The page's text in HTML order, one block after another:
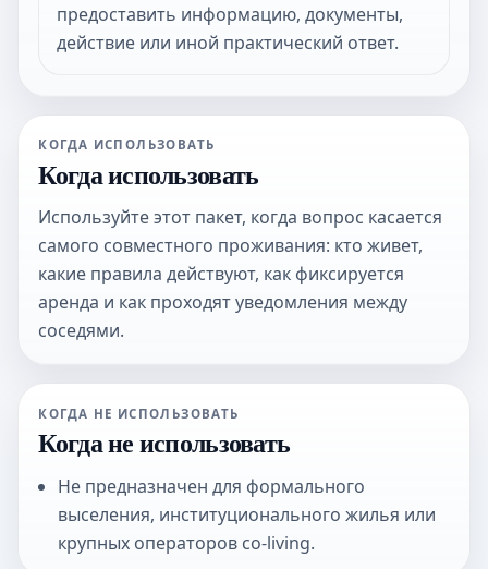
предоставить информацию, документы,
действие или иной практический ответ.
КОГДА ИСПОЛЬЗОВАТЬ
Когда использовать
Используйте этот пакет, когда вопрос касается
самого совместного проживания: кто живет,
какие правила действуют, как фиксируется
аренда и как проходят уведомления между
соседями.
КОГДА НЕ ИСПОЛЬЗОВАТЬ
Когда не использовать
Не предназначен для формального
выселения, институционального жилья или
крупных операторов co-living.